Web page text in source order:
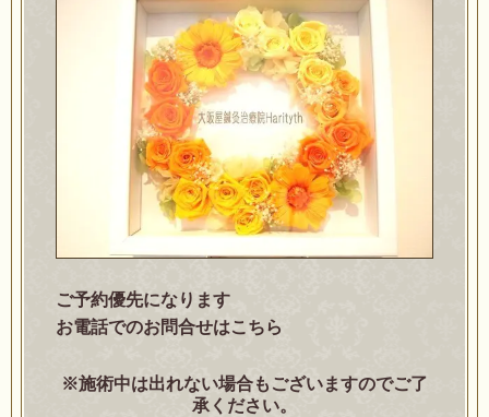
ご予約優先になります
お電話でのお問合せはこちら
※施術中は出れない場合もございますのでご了
承ください。